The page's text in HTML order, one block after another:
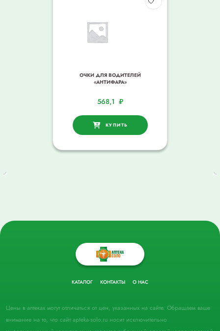
ОЧКИ ДЛЯ ВОДИТЕЛЕЙ
«АНТИФАРА»
568,1 ₽
КУПИТЬ
КАТАЛОГ КОНТАКТЫ О НАС
Цены в аптеках могут отличаться от цен, указанных на сайте. Обращаем ваше
внимание на то, что сайт apteka-solo.ru носит исключительно